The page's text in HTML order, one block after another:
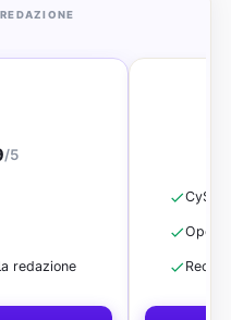
/5
redazione
CySEC